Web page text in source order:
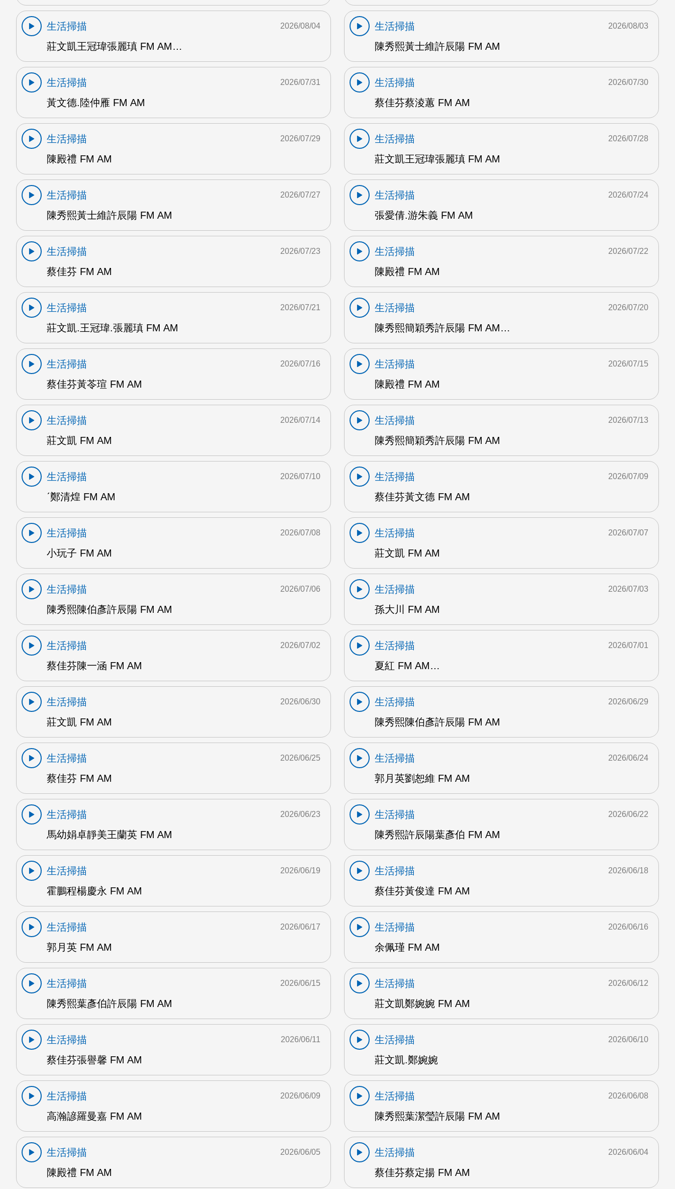
生活掃描
莊文凱王冠瑋張麗瑱 FM AM…
2026/08/04
生活掃描
陳秀熙黃士維許辰陽 FM AM
2026/08/03
生活掃描
黃文德.陸仲雁 FM AM
2026/07/31
生活掃描
蔡佳芬蔡淩蕙 FM AM
2026/07/30
生活掃描
陳殿禮 FM AM
2026/07/29
生活掃描
莊文凱王冠瑋張麗瑱 FM AM
2026/07/28
生活掃描
陳秀熙黃士維許辰陽 FM AM
2026/07/27
生活掃描
張愛倩.游朱義 FM AM
2026/07/24
生活掃描
蔡佳芬 FM AM
2026/07/23
生活掃描
陳殿禮 FM AM
2026/07/22
生活掃描
莊文凱.王冠瑋.張麗瑱 FM AM
2026/07/21
生活掃描
陳秀熙簡穎秀許辰陽 FM AM…
2026/07/20
生活掃描
蔡佳芬黃苓瑄 FM AM
2026/07/16
生活掃描
陳殿禮 FM AM
2026/07/15
生活掃描
莊文凱 FM AM
2026/07/14
生活掃描
陳秀熙簡穎秀許辰陽 FM AM
2026/07/13
生活掃描
ˊ鄭清煌 FM AM
2026/07/10
生活掃描
蔡佳芬黃文德 FM AM
2026/07/09
生活掃描
小玩子 FM AM
2026/07/08
生活掃描
莊文凱 FM AM
2026/07/07
生活掃描
陳秀熙陳伯彥許辰陽 FM AM
2026/07/06
生活掃描
孫大川 FM AM
2026/07/03
生活掃描
蔡佳芬陳一涵 FM AM
2026/07/02
生活掃描
夏紅 FM AM…
2026/07/01
生活掃描
莊文凱 FM AM
2026/06/30
生活掃描
陳秀熙陳伯彥許辰陽 FM AM
2026/06/29
生活掃描
蔡佳芬 FM AM
2026/06/25
生活掃描
郭月英劉恕維 FM AM
2026/06/24
生活掃描
馬幼娟卓靜美王蘭英 FM AM
2026/06/23
生活掃描
陳秀熙許辰陽葉彥伯 FM AM
2026/06/22
生活掃描
霍鵬程楊慶永 FM AM
2026/06/19
生活掃描
蔡佳芬黃俊達 FM AM
2026/06/18
生活掃描
郭月英 FM AM
2026/06/17
生活掃描
余佩瑾 FM AM
2026/06/16
生活掃描
陳秀熙葉彥伯許辰陽 FM AM
2026/06/15
生活掃描
莊文凱鄭婉婉 FM AM
2026/06/12
生活掃描
蔡佳芬張譽馨 FM AM
2026/06/11
生活掃描
莊文凱.鄭婉婉
2026/06/10
生活掃描
高瀚諺羅曼嘉 FM AM
2026/06/09
生活掃描
陳秀熙葉潔瑩許辰陽 FM AM
2026/06/08
生活掃描
陳殿禮 FM AM
2026/06/05
生活掃描
蔡佳芬蔡定揚 FM AM
2026/06/04